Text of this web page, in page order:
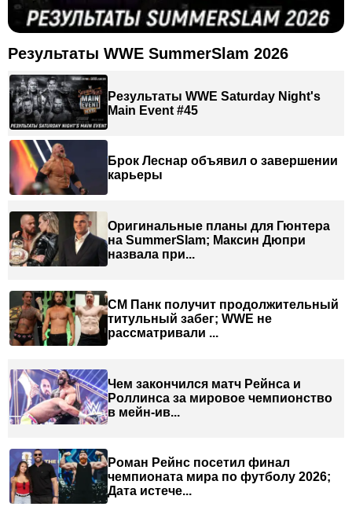
Результаты WWE SummerSlam 2026
Результаты WWE Saturday Night's
Main Event #45
Брок Леснар объявил о завершении
карьеры
Оригинальные планы для Гюнтера
на SummerSlam; Максин Дюпри
назвала при...
СМ Панк получит продолжительный
титульный забег; WWE не
рассматривали ...
Чем закончился матч Рейнса и
Роллинса за мировое чемпионство
в мейн-ив...
Роман Рейнс посетил финал
чемпионата мира по футболу 2026;
Дата истече...